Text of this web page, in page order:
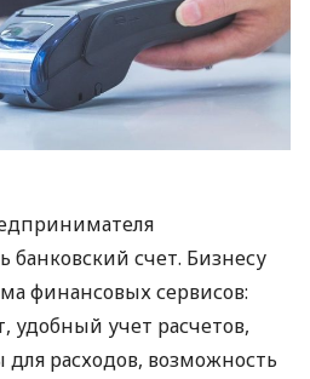
банковский счет. Бизнесу
финансовых сервисов:
учет расчетов,
расходов, возможность